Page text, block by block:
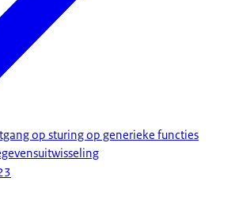
op sturing op generieke functies